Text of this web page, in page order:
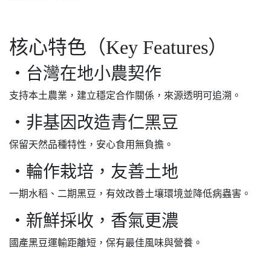
核心特色（Key Features）
・台灣在地小農契作
支持本土農業，建立穩定合作關係，來源透明可追溯。
・非基因改造青仁黑豆
保留天然品種特性，安心食用無負擔。
・輪作栽培，友善土地
一期水稻、二期黑豆，有效改善土壤環境並降低病蟲害。
・新鮮採收，香氣更濃
國產黑豆運輸距離短，保有最佳風味與營養。